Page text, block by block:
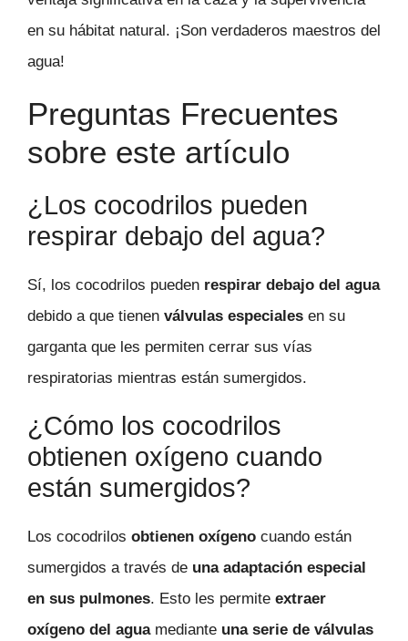
en su hábitat natural. ¡Son verdaderos maestros del
agua!
Preguntas Frecuentes
sobre este artículo
¿Los cocodrilos pueden
respirar debajo del agua?
Sí, los cocodrilos pueden respirar debajo del agua
debido a que tienen válvulas especiales en su
garganta que les permiten cerrar sus vías
respiratorias mientras están sumergidos.
¿Cómo los cocodrilos
obtienen oxígeno cuando
están sumergidos?
Los cocodrilos obtienen oxígeno cuando están
sumergidos a través de una adaptación especial
en sus pulmones. Esto les permite extraer
oxígeno del aguamediante una serie de válvulas